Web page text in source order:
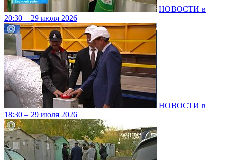
НОВОСТИ в
20:30 – 29 июля 2026
НОВОСТИ в
18:30 – 29 июля 2026